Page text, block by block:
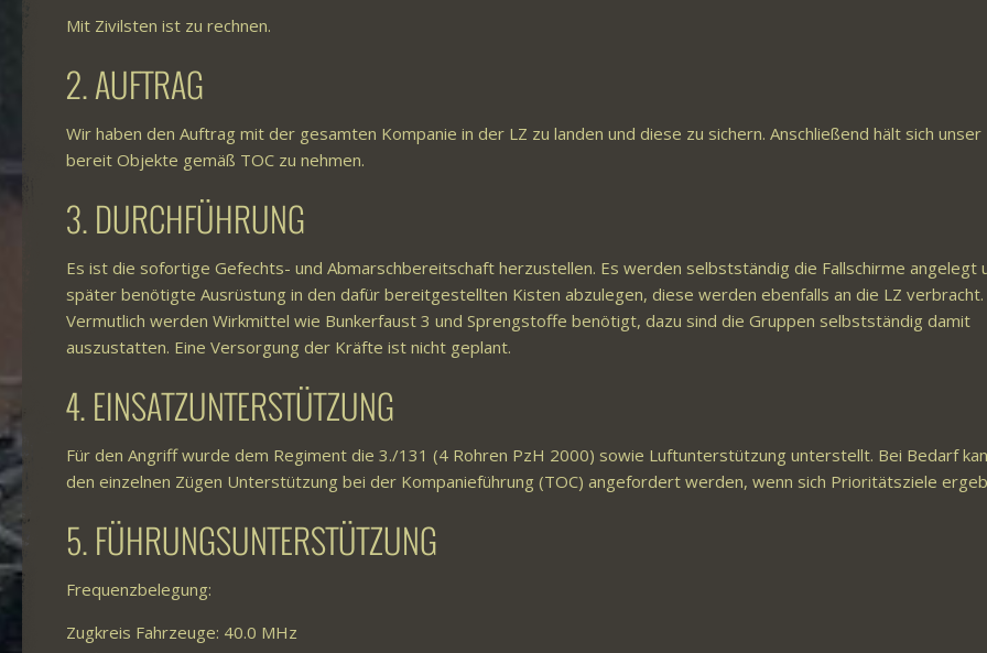
Mit Zivilsten ist zu rechnen.
2. AUFTRAG
Wir haben den Auftrag mit der gesamten Kompanie in der LZ zu landen und diese zu sichern. Anschließend hält sich unser
bereit Objekte gemäß TOC zu nehmen.
3. DURCHFÜHRUNG
Es ist die sofortige Gefechts- und Abmarschbereitschaft herzustellen. Es werden selbstständig die Fallschirme angelegt
später benötigte Ausrüstung in den dafür bereitgestellten Kisten abzulegen, diese werden ebenfalls an die LZ verbracht.
Vermutlich werden Wirkmittel wie Bunkerfaust 3 und Sprengstoffe benötigt, dazu sind die Gruppen selbstständig damit
auszustatten. Eine Versorgung der Kräfte ist nicht geplant.
4. EINSATZUNTERSTÜTZUNG
Für den Angriff wurde dem Regiment die 3./131 (4 Rohren PzH 2000) sowie Luftunterstützung unterstellt. Bei Bedarf
den einzelnen Zügen Unterstützung bei der Kompanieführung (TOC) angefordert werden, wenn sich Prioritätsziele
5. FÜHRUNGSUNTERSTÜTZUNG
Frequenzbelegung:
Zugkreis Fahrzeuge: 40.0 MHz